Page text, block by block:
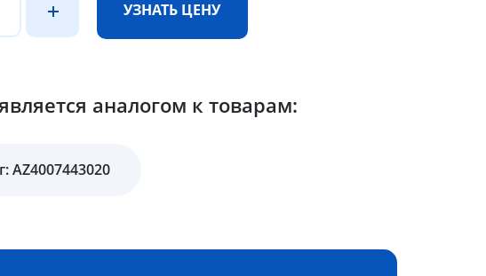
УЗНАТЬ ЦЕНУ
аналогом к товарам:
AZ4007443020